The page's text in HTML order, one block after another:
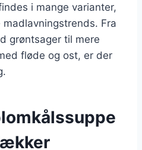
i mange varianter,
Fra
grøntsager til mere
fløde og ost, er der